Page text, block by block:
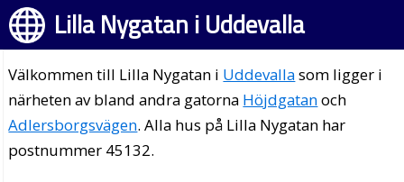
Lilla Nygatan i Uddevalla
Välkommen till Lilla Nygatan i Uddevallasom ligger i
närheten av bland andra gatorna Höjdgatanoch
Adlersborgsvägen. Alla hus på Lilla Nygatan har
postnummer 45132.